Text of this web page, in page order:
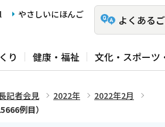
やさしいにほんご よくある
り 健康・福祉 文化・スポーツ
記者会見 2022年
2022年2月
例目）